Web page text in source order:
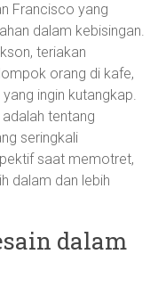
Francisco yang
dalam kebisingan.
teriakan
orang di kafe,
ingin kutangkap.
adalah tentang
seringkali
saat memotret,
dalam dan lebih
dalam